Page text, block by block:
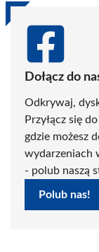
Dołącz do
Odkrywaj,
Przyłącz się
gdzie możesz
wydarzeniach
- polub naszą
Polub nas!